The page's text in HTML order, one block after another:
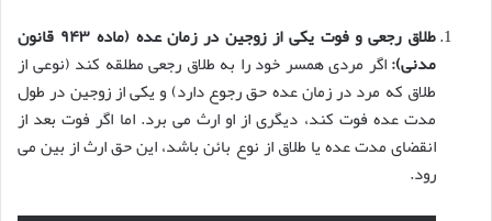
طلاق رجعی و فوت یکی از زوجین در زمان عده (ماده ۹۴۳ قانون
مدنی):اگر مردی همسر خود را به طلاق رجعی مطلقه کند (نوعی از
طلاق که مرد در زمان عده حق رجوع دارد) و یکی از زوجین در طول
مدت عده فوت کند، دیگری از او ارث می برد. اما اگر فوت بعد از
انقضای مدت عده یا طلاق از نوع بائن باشد، این حق ارث از بین می
رود.